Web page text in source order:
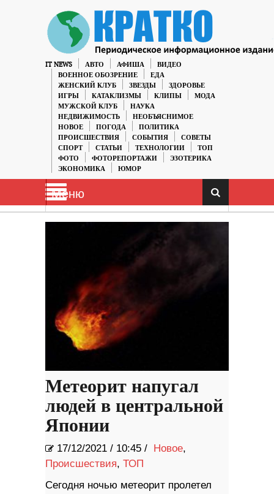
IT NEWS АВТО АФИША
ВИДЕО
ВОЕННОЕ ОБОЗРЕНИЕ
ЕДА
ЖЕНСКИЙ КЛУБ
ЗВЕЗДЫ
ЗДОРОВЬЕ
ИГРЫ
КАТАКЛИЗМЫ КЛИПЫ
МОДА
МУЖСКОЙ КЛУБ
НАУКА
НЕДВИЖИМОСТЬ
НЕОБЪЯСНИМОЕ
НОВОЕ
ПОГОДА
ПОЛИТИКА
ПРОИСШЕСТВИЯ
СОБЫТИЯ
СОВЕТЫ
СПОРТ
СТАТЬИ ТЕХНОЛОГИИ
ТОП
ФОТО
ФОТОРЕПОРТАЖИ
ЭЗОТЕРИКА
ЭКОНОМИКА
ЮМОР
Меню
Метеорит напугал
людей в центральной
Японии
17/12/2021 / 10:45 / Новое,
Происшествия, ТОП
Сегодня ночью метеорит пролетел